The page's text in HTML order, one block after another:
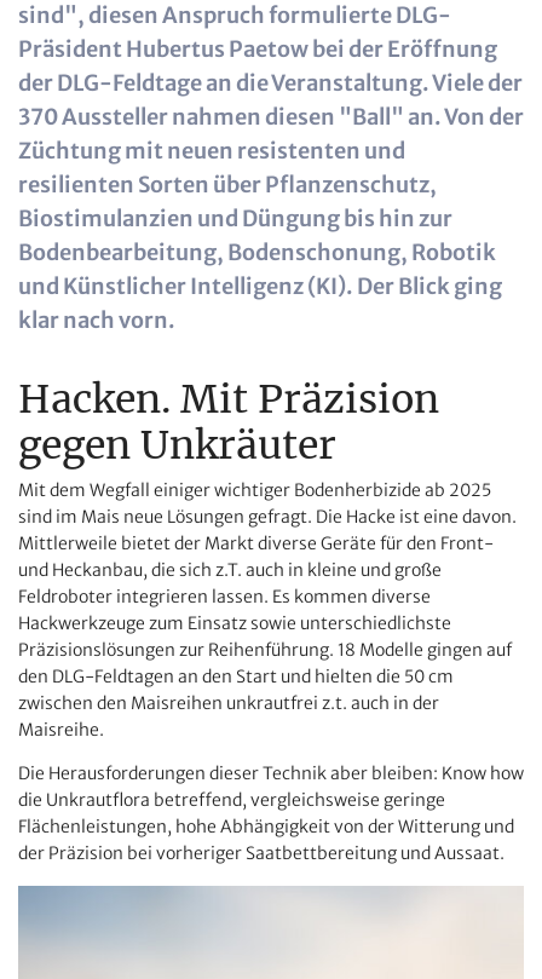
sind", diesen Anspruch formulierte DLG-
Präsident Hubertus Paetow bei der Eröffnung
der DLG-Feldtage an die Veranstaltung. Viele der
370 Aussteller nahmen diesen "Ball" an. Von der
Züchtung mit neuen resistenten und
resilienten Sorten über Pflanzenschutz,
Biostimulanzien und Düngung bis hin zur
Bodenbearbeitung, Bodenschonung, Robotik
und Künstlicher Intelligenz (KI). Der Blick ging
klar nach vorn.
Hacken. Mit Präzision
gegen Unkräuter
Mit dem Wegfall einiger wichtiger Bodenherbizide ab 2025
sind im Mais neue Lösungen gefragt. Die Hacke ist eine davon.
Mittlerweile bietet der Markt diverse Geräte für den Front-
und Heckanbau, die sich z.T. auch in kleine und große
Feldroboter integrieren lassen. Es kommen diverse
Hackwerkzeuge zum Einsatz sowie unterschiedlichste
Präzisionslösungen zur Reihenführung. 18 Modelle gingen auf
den DLG-Feldtagen an den Start und hielten die 50 cm
zwischen den Maisreihen unkrautfrei z.t. auch in der
Maisreihe.
Die Herausforderungen dieser Technik aber bleiben: Know how
die Unkrautflora betreffend, vergleichsweise geringe
Flächenleistungen, hohe Abhängigkeit von der Witterung und
der Präzision bei vorheriger Saatbettbereitung und Aussaat.